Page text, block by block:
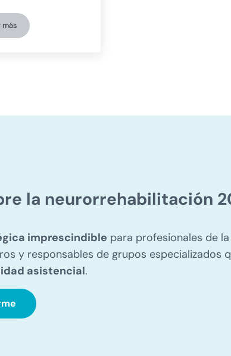
educativas especiales
más
5 actividades de estimulación cognitiva para niños que debes
la neurorrehabilitación
imprescindible para profesionales de
y responsables de grupos especializados
asistencial.